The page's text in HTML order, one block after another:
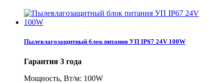
Пылевлагозащитный блок питания УП IP67 24V 100W
Гарантия 3 года
Мощность, Вт/м: 100W